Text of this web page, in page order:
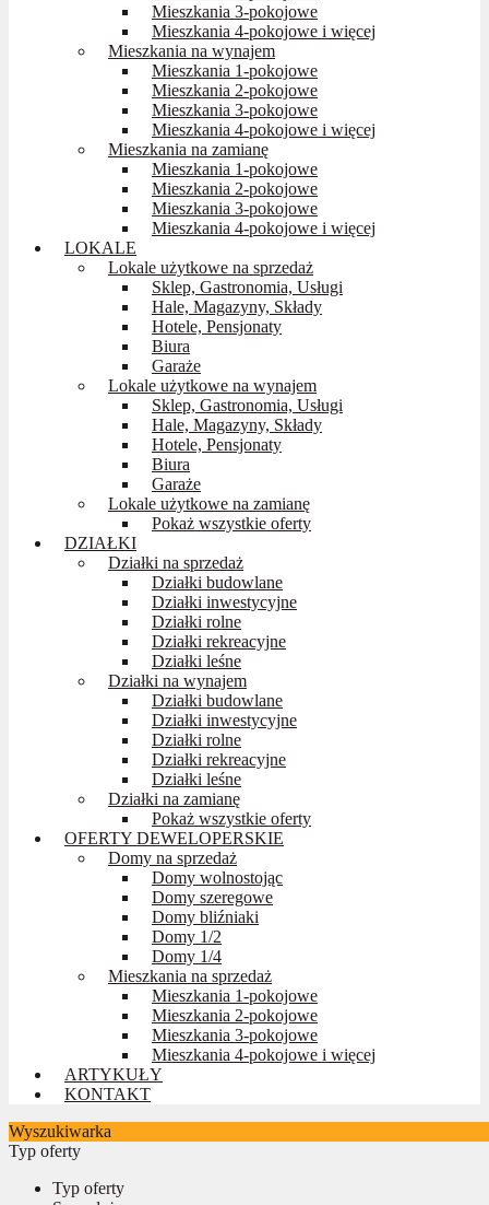
Mieszkania 3-pokojowe
Mieszkania 4-pokojowe i więcej
Mieszkania na wynajem
Mieszkania 1-pokojowe
Mieszkania 2-pokojowe
Mieszkania 3-pokojowe
Mieszkania 4-pokojowe i więcej
Mieszkania na zamianę
Mieszkania 1-pokojowe
Mieszkania 2-pokojowe
Mieszkania 3-pokojowe
Mieszkania 4-pokojowe i więcej
LOKALE
Lokale użytkowe na sprzedaż
Sklep, Gastronomia, Usługi
Hale, Magazyny, Składy
Hotele, Pensjonaty
Biura
Garaże
Lokale użytkowe na wynajem
Sklep, Gastronomia, Usługi
Hale, Magazyny, Składy
Hotele, Pensjonaty
Biura
Garaże
Lokale użytkowe na zamianę
Pokaż wszystkie oferty
DZIAŁKI
Działki na sprzedaż
Działki budowlane
Działki inwestycyjne
Działki rolne
Działki rekreacyjne
Działki leśne
Działki na wynajem
Działki budowlane
Działki inwestycyjne
Działki rolne
Działki rekreacyjne
Działki leśne
Działki na zamianę
Pokaż wszystkie oferty
OFERTY DEWELOPERSKIE
Domy na sprzedaż
Domy wolnostojąc
Domy szeregowe
Domy bliźniaki
Domy 1/2
Domy 1/4
Mieszkania na sprzedaż
Mieszkania 1-pokojowe
Mieszkania 2-pokojowe
Mieszkania 3-pokojowe
Mieszkania 4-pokojowe i więcej
ARTYKUŁY
KONTAKT
Wyszukiwarka
Typ oferty
Typ oferty